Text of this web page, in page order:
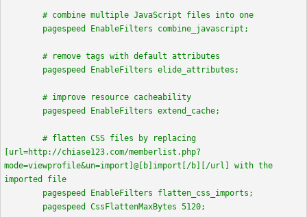
# combine multiple JavaScript files into one
pagespeed EnableFilters combine_javascript;
# remove tags with default attributes
pagespeed EnableFilters elide_attributes;
# improve resource cacheability
pagespeed EnableFilters extend_cache;
# flatten CSS files by replacing
[url=http://chiase123.com/memberlist.php?
mode=viewprofile&un=import]@[b]import[/b][/url] with the
imported file
pagespeed EnableFilters flatten_css_imports;
pagespeed CssFlattenMaxBytes 5120;